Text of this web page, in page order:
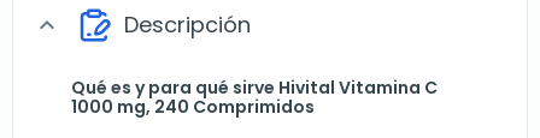
expand_more Descripción
Qué es y para qué sirve Hivital Vitamina C
1000 mg, 240 Comprimidos